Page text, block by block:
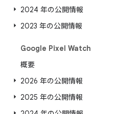
2024 年の公開情報
2023 年の公開情報
Google Pixel Watch
概要
2026 年の公開情報
2025 年の公開情報